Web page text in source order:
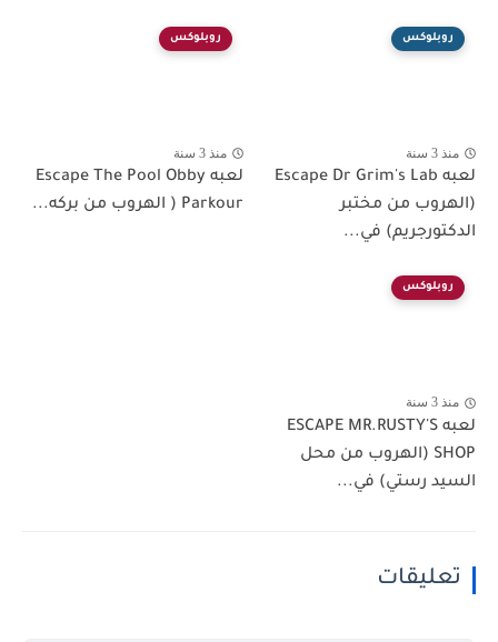
روبلوكس
منذ 3 سنة
لعبه Escape Dr Grim's Lab
(الهروب من مختبر
الدكتورجريم) في...
روبلوكس
منذ 3 سنة
لعبه Escape The Pool Obby
Parkour ( الهروب من بركه...
روبلوكس
منذ 3 سنة
لعبه ESCAPE MR.RUSTY'S
SHOP (الهروب من محل
السيد رستي) في...
تعليقات